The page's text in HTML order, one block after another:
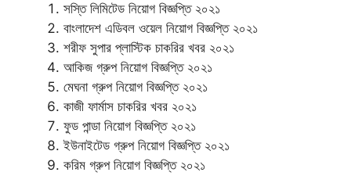
সস্তি লিমিটেড নিয়োগ বিজ্ঞপ্তি ২০২১
বাংলাদেশ এডিবল ওয়েল নিয়োগ বিজ্ঞপ্তি ২০২১
শরীফ সুপার প্লাস্টিক চাকরির খবর ২০২১
আকিজ গ্রুপ নিয়োগ বিজ্ঞপ্তি ২০২১
মেঘনা গ্রুপ নিয়োগ বিজ্ঞপ্তি ২০২১
কাজী ফার্মাস চাকরির খবর ২০২১
ফুড পান্ডা নিয়োগ বিজ্ঞপ্তি ২০২১
ইউনাইটেড গ্রুপ নিয়োগ বিজ্ঞপ্তি ২০২১
করিম গ্রুপ নিয়োগ বিজ্ঞপ্তি ২০২১